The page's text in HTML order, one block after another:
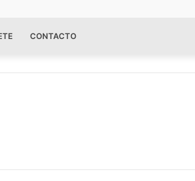
CONTACTO